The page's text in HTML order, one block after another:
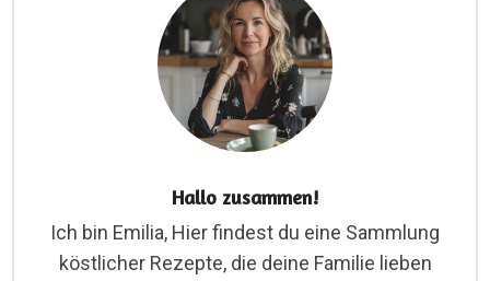
Hallo zusammen!
Ich bin Emilia, Hier findest du eine Sammlung
köstlicher Rezepte, die deine Familie lieben